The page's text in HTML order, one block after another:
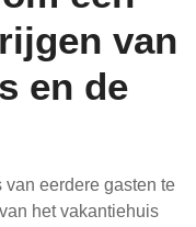
van
en de
eerdere gasten te
het vakantiehuis